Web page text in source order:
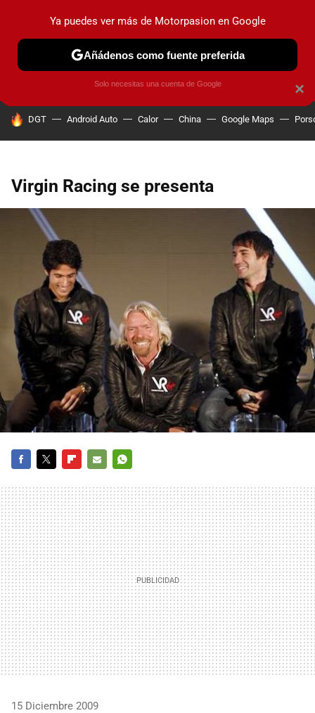
PRUEBAS COCHES ELÉCTRICOS OBSERVATORIO
HOY SE HABLA DE
DGT Android Auto Calor China Google Maps
Virgin Racing se presenta
MAIL
15 Diciembre 2009
×
Ya puedes ver más de Motorpasion en Google
Añádenos como fuente preferida
Solo necesitas una cuenta de Google